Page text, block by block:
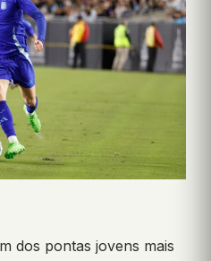
dos pontas jovens mais